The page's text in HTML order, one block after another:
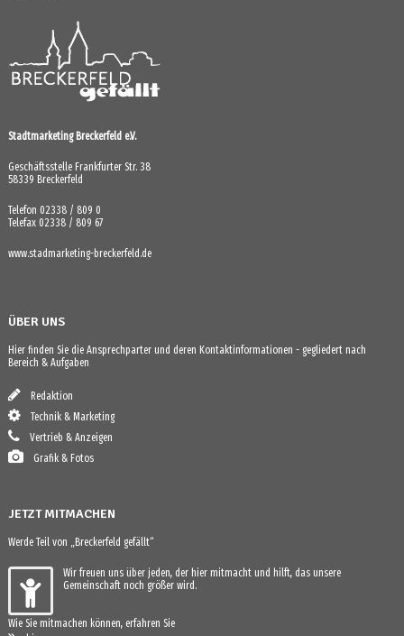
Stadtmarketing Breckerfeld e.V.
Geschäftsstelle Frankfurter Str. 38
58339 Breckerfeld
Telefon 02338 / 809 0
Telefax 02338 / 809 67
www.stadmarketing-breckerfeld.de
ÜBER UNS
Hier finden Sie die Ansprechparter und deren Kontaktinformationen - gegliedert nach
Bereich & Aufgaben
Redaktion
Technik & Marketing
Vertrieb & Anzeigen
Grafik & Fotos
JETZT MITMACHEN
Werde Teil von „Breckerfeld gefällt“
Wir freuen uns über jeden, der hier mitmacht und hilft, das unsere
Gemeinschaft noch größer wird.
Wie Sie mitmachen können, erfahren Sie